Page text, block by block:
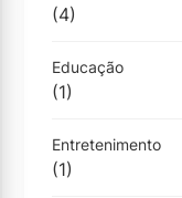
(4)
Educação
(1)
Entretenimento
(1)